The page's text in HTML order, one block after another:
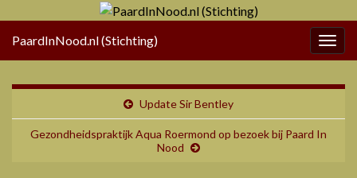
PaardInNood.nl (Stichting)
Update Sir Bentley
Gezondheidspraktijk Aqua Roermond op bezoek bij Paard In
Nood